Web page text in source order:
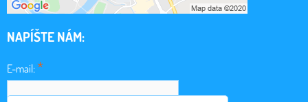
NAPÍŠTE NÁM:
E-mail:*